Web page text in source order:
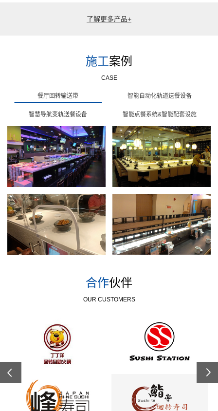
了解更多产品+
施工案例
CASE
餐厅回转输送带 智能自动化轨道送餐设备
智慧导航变轨送餐设备 智能点餐系统&智能配套设施
合作伙伴
OUR CUSTOMERS